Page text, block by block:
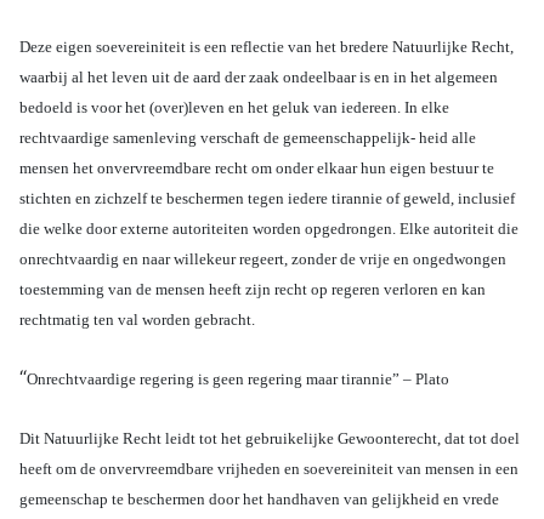
Deze eigen soevereiniteit is een reflectie van het bredere Natuurlijke Recht,
waarbij al het leven uit de aard der zaak ondeelbaar is en in het algemeen
bedoeld is voor het (over)leven en het geluk van iedereen. In elke
rechtvaardige samenleving verschaft de gemeenschappelijk- heid alle
mensen het onvervreemdbare recht om onder elkaar hun eigen bestuur te
stichten en zichzelf te beschermen tegen iedere tirannie of geweld, inclusief
die welke door externe autoriteiten worden opgedrongen. Elke autoriteit die
onrechtvaardig en naar willekeur regeert, zonder de vrije en ongedwongen
toestemming van de mensen heeft zijn recht op regeren verloren en kan
rechtmatig ten val worden gebracht.
“Onrechtvaardige regering is geen regering maar tirannie” – Plato
Dit Natuurlijke Recht leidt tot het gebruikelijke Gewoonterecht, dat tot doel
heeft om de onvervreemdbare vrijheden en soevereiniteit van mensen in een
gemeenschap te beschermen door het handhaven van gelijkheid en vrede